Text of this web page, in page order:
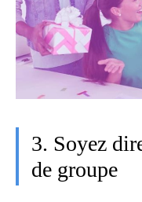
3. Soyez
de groupe